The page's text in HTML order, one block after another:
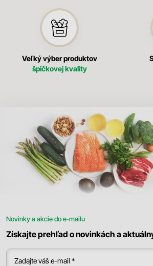
Veľký výber produktov
špičkovej kvality
Novinky a akcie do e-mailu
Získajte prehľad o novinkách a
Zadajte váš e-mail *